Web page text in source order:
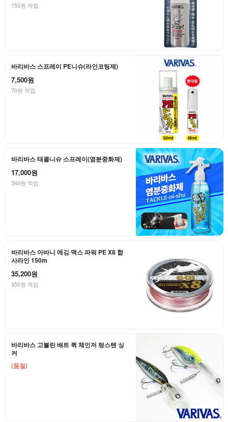
150원 적립
바리바스 스프레이 PE니슈(라인코팅제)
7,500원
70원 적립
바리바스 태클니슈 스프레이(염분중화제)
17,000원
340원 적립
바리바스 아바니 에깅 맥스 파워 PE X8 합
사라인 150m
35,200원
350원 적립
바리바스 고블린 배트 퀵 체인저 텅스텐 싱
커
(품절)